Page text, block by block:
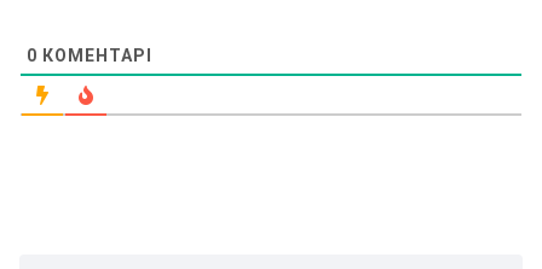
0 КОМЕНТАРІ